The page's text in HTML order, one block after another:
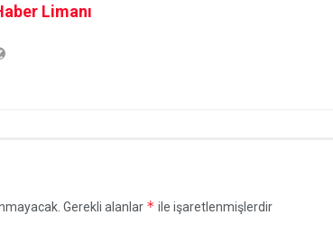
Limanı
Gerekli alanlar * ile işaretlenmişlerdir